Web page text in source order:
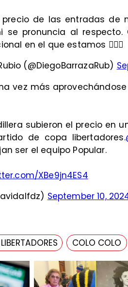
precio de las entradas de
se pronuncia al respecto.
en el que estamos 🤦🏻‍♂️
(@DiegoBarrazaRub)
vez más
subieron el precio en
de copa libertadores.
ser el equipo Popular.
XBe9jn4ES4
September 10,
COLO COLO